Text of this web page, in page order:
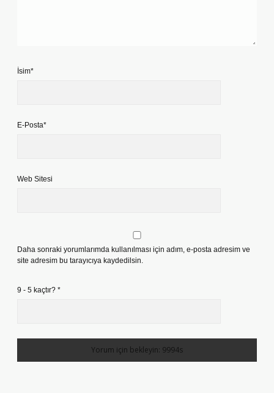
İsim*
E-Posta*
Web Sitesi
Daha sonraki yorumlarımda kullanılması için adım, e-posta adresim ve
site adresim bu tarayıcıya kaydedilsin.
9 - 5 kaçtır? *